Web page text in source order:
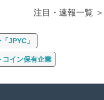
注目・速報一覧
JPYC」
コイン保有企業